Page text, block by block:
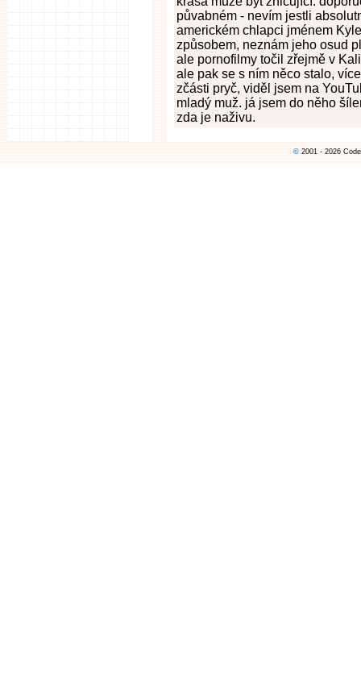
půvabném - nevím jestli
americkém chlapci jménem
způsobem, neznám jeho osud
ale pornofilmy točil zřejmě v
ale pak se s ním něco stalo,
zčásti pryč, viděl jsem na
mladý muž. já jsem do něho
zda je naživu.
© 2001 - 2026